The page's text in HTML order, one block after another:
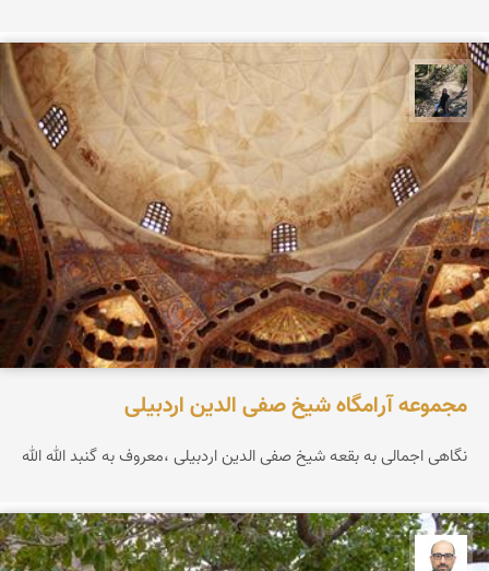
مونا سلطانی
مجموعه آرامگاه شیخ صفی الدین اردبیلی
نگاهی اجمالی به بقعه شیخ صفی الدین اردبیلی ،معروف به گنبد الله الله
بابک ارجمندی